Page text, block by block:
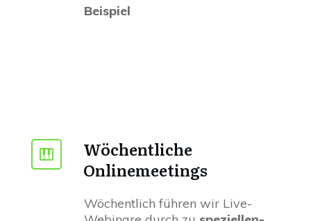
Beispiel
Wöchentliche
Onlinemeetings
Wöchentlich führen wir Live-